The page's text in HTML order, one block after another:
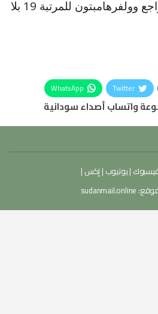
برصيد 3 نقاط، فيما تراجع وولفرهامبتون للمرتبة 19 بلا
Twitter
WhatsApp
واتساب أصداء سودانية
|يوتيوب | إكس |
sudanmail.online